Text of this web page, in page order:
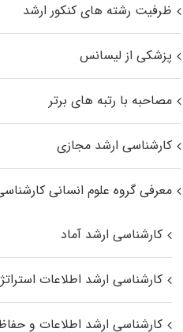
ظرفیت رشته های کنکور ارشد
پزشکی از لیسانس
مصاحبه با رتبه های برتر
کارشناسی ارشد مجازی
معرفی گروه علوم انسانی
کارشناسی ارشد آماد
کارشناسی ارشد اطلاعات
کارشناسی ارشد اطلاعات و